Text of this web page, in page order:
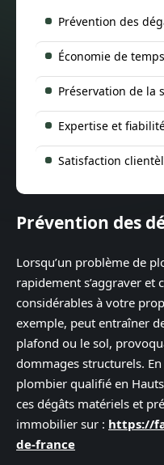
Prévention des
Économie de
Préservation de la
Expertise et
Satisfaction
Prévention des
Lorsqu’un problème de
rapidement s’aggraver et
considérables à votre
exemple, peut entraîner
plafond ou le sol,
dommages structurels.
plombier qualifié en
ces dégâts matériels et
immobilier sur : https://
de-france